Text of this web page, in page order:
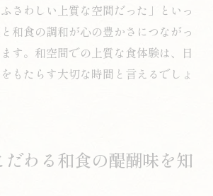
さわしい上質な空間だった」といっ
和食の調和が心の豊かさにつながっ
す。和空間での上質な食体験は、日
もたらす大切な時間と言えるでしょ
だわる和食の醍醐味を知